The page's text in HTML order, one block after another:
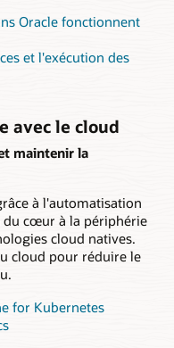
Oracle fonctionnent
et l'exécution des
avec le cloud
maintenir la
à l'automatisation
du cœur à la périphérie
cloud natives.
cloud pour réduire le
for Kubernetes